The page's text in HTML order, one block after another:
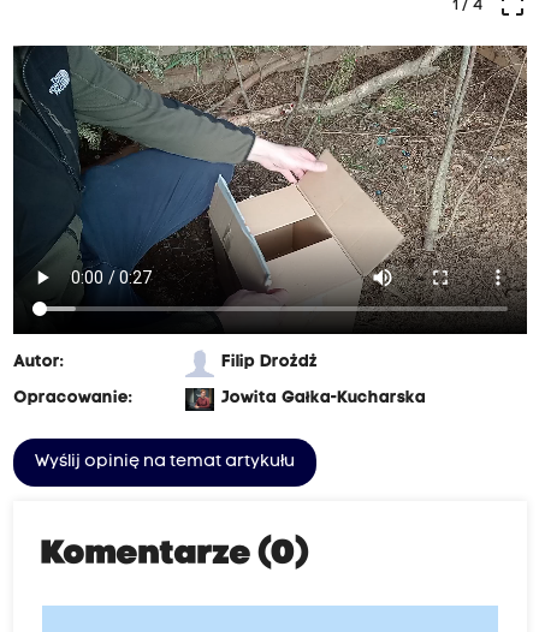
1/ 4
Autor:
Filip Drożdż
Opracowanie:
Jowita Gałka-Kucharska
Wyślij opinię na temat artykułu
Komentarze (0)